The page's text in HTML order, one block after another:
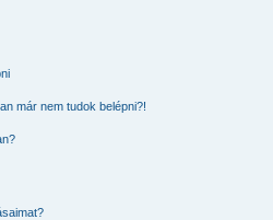
már nem tudok belépni?!